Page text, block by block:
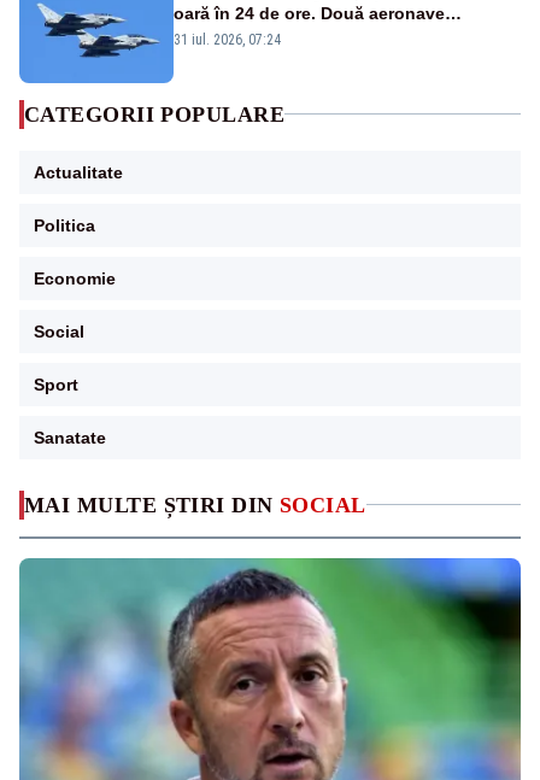
MAI MULTE ȘTIRI DIN SOCIAL
oară în 24 de ore. Două aeronave
Eurofighter britanice au fost ridicate de la
31 iul. 2026, 07:24
CATEGORII POPULARE
Actualitate
Politica
Economie
Social
Sport
Sanatate